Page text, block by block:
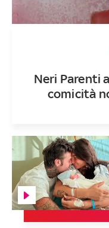
Neri Parenti
comicità